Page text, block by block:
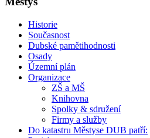
Historie
Současnost
Dubské pamětihodnosti
Osady
Územní plán
Organizace
ZŠ a MŠ
Knihovna
Spolky & sdružení
Firmy a služby
Do katastru Městyse DUB patří: